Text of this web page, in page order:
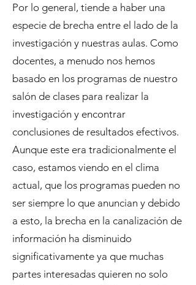
Por lo general, tiende a haber una
especie de brecha entre el lado de la
investigación y nuestras aulas. Como
docentes, a menudo nos hemos
basado en los programas de nuestro
salón de clases para realizar la
investigación y encontrar
conclusiones de resultados efectivos.
Aunque este era tradicionalmente el
caso, estamos viendo en el clima
actual, que los programas pueden no
ser siempre lo que anuncian y debido
a esto, la brecha en la canalización de
información ha disminuido
significativamente ya que muchas
partes interesadas quieren no solo